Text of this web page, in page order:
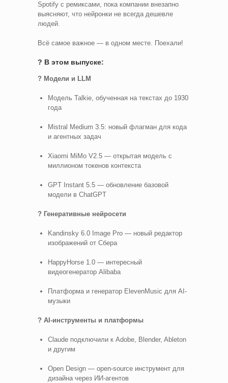
Spotify с ремиксами, пока компании внезапно
выясняют, что нейронки не всегда дешевле
людей.
Всё самое важное — в одном месте. Поехали!
? В этом выпуске:
? Модели и LLM
Модель Talkie, обученная на текстах до 1930
года
Mistral Medium 3.5: новый флагман для кода
и агентных задач
Xiaomi MiMo V2.5 — открытая модель с
миллионом токенов контекста
GPT Instant 5.5 — обновление базовой
модели в ChatGPT
? Генеративные нейросети
Kandinsky 6.0 Image Pro — новый редактор
изображений от Сбера
HappyHorse 1.0 — интересный
видеогенератор Alibaba
Платформа и генератор ElevenMusic для AI-
музыки
? AI-инструменты и платформы
Claude подключили к Adobe, Blender, Ableton
и другим
Open Design — open-source инструмент для
дизайна через ИИ-агентов